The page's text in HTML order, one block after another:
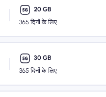
20 GB
365 दिनों के लिए
30 GB
365 दिनों के लिए